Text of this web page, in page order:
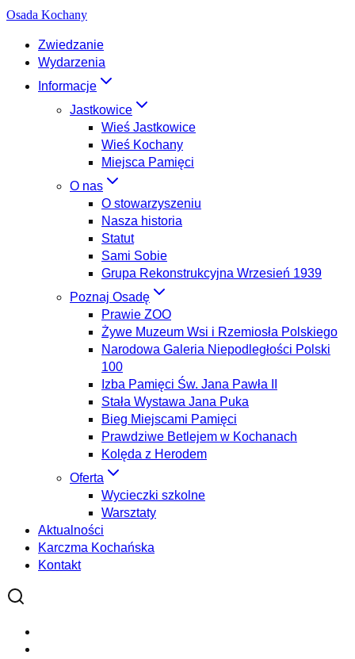
Osada Kochany
Zwiedzanie
Wydarzenia
Informacje
Jastkowice
Wieś Jastkowice
Wieś Kochany
Miejsca Pamięci
O nas
O stowarzyszeniu
Nasza historia
Statut
Sami Sobie
Grupa Rekonstrukcyjna Wrzesień 1939
Poznaj Osadę
Prawie ZOO
Żywe Muzeum Wsi i Rzemiosła Polskiego
Narodowa Galeria Niepodległości Polski
100
Izba Pamięci Św. Jana Pawła II
Stała Wystawa Jana Puka
Bieg Miejscami Pamięci
Prawdziwe Betlejem w Kochanach
Kolęda z Herodem
Oferta
Wycieczki szkolne
Warsztaty
Aktualności
Karczma Kochańska
Kontakt